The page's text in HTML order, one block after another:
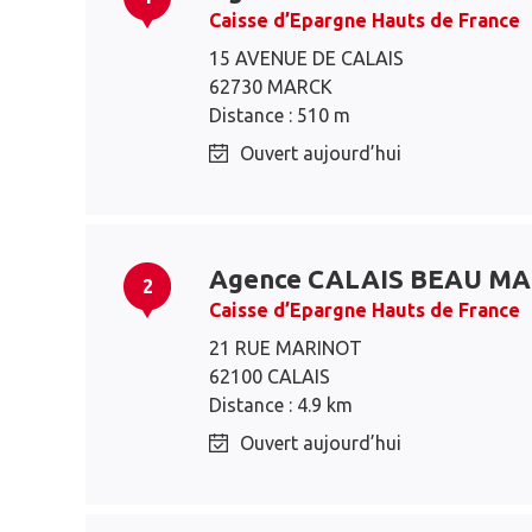
Caisse d’Epargne Hauts de France
15 AVENUE DE CALAIS
62730 MARCK
Distance : 510 m
Ouvert aujourd’hui
2 Agence CALAIS BEAU
Caisse d’Epargne Hauts de France
21 RUE MARINOT
62100 CALAIS
Distance : 4.9 km
Ouvert aujourd’hui